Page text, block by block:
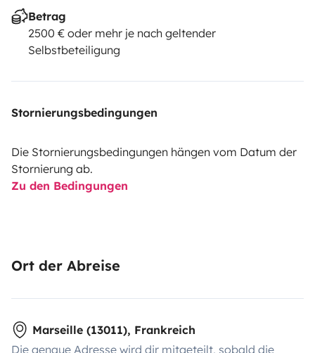
Betrag
2500 € oder mehr je nach geltender
Selbstbeteiligung
Stornierungsbedingungen
Die Stornierungsbedingungen hängen vom Datum der
Stornierung ab.
Zu den Bedingungen
Ort der Abreise
Marseille (13011), Frankreich
Die genaue Adresse wird dir mitgeteilt, sobald die